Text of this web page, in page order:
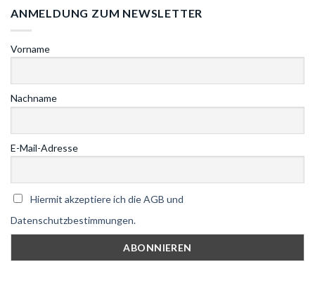
ANMELDUNG ZUM NEWSLETTER
Vorname
Nachname
E-Mail-Adresse
Hiermit akzeptiere ich die AGB und
Datenschutzbestimmungen.